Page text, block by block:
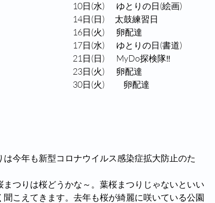
10日(水)　  ゆとりの日(絵画)
14日(日)　 太鼓練習日
16日(火)　  卵配達
17日(水)　  ゆとりの日(書道)
21日(日)　  MyDo探検隊‼
23日(火)　  卵配達
30日(火)　　 卵配達
今年も新型コロナウイルス感染症拡大防止のた
つりは桜どうかな～。葉桜まつりじゃないといい
こえてきます。去年も桜が綺麗に咲いている公園